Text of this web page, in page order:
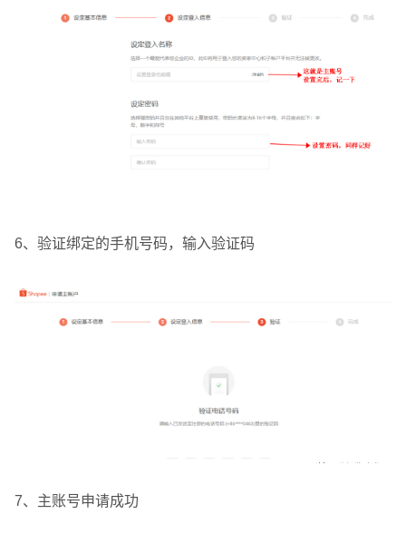
6、验证绑定的手机号码，输入验证码
7、主账号申请成功